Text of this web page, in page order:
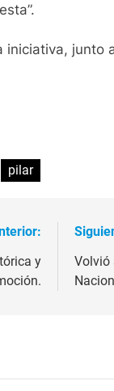
junto
pilar
y
Volvió